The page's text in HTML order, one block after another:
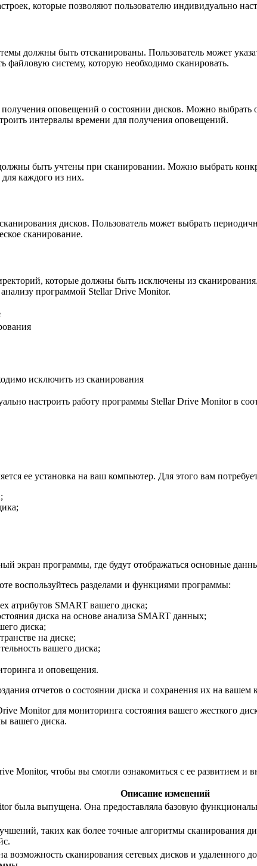
которые позволяют пользователю индивидуально
должны быть отсканированы. Пользователь может
систему, которую необходимо сканировать.
оповещений о состоянии дисков. Можно
интервалы времени для получения оповещений.
быть учтены при сканировании. Можно выбрать
каждого из них.
дисков. Пользователь может выбрать
сканирование.
которые должны быть исключены из
программой Stellar Drive Monitor.
исключить из сканирования
настроить работу программы Stellar Drive Monitor в
ее установка на ваш компьютер. Для этого вам
экран программы, где будут отображаться основные
воспользуйтесь разделами и функциями программы:
атрибутов SMART вашего диска;
диска на основе анализа SMART данных;
диска;
на диске;
вашего диска;
и оповещения.
отчетов о состоянии диска и сохранения их на
Monitor для мониторинга состояния вашего жесткого
вашего диска.
Monitor, чтобы вы смогли ознакомиться с ее развитием и
Описание изменений
была выпущена. Она предоставляла базовую
таких как более точные алгоритмы сканирования
возможность сканирования сетевых дисков и удаленного